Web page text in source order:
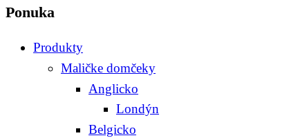
Ponuka
Produkty
Maličke domčeky
Anglicko
Londýn
Belgicko